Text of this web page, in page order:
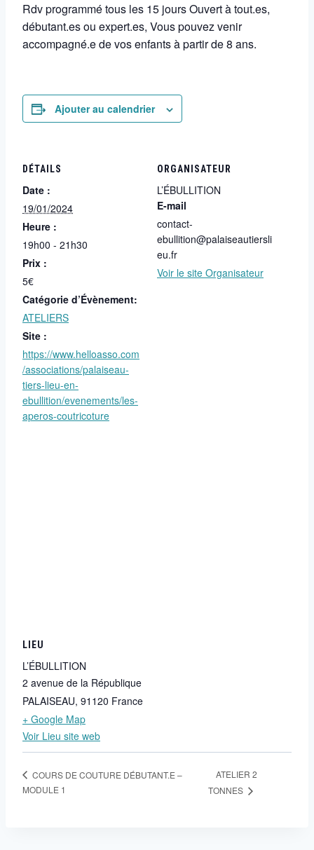
Rdv programmé tous les 15 jours Ouvert à tout.es,
débutant.es ou expert.es, Vous pouvez venir
accompagné.e de vos enfants à partir de 8 ans.
Ajouter au calendrier
DÉTAILS
Date :
19/01/2024
Heure :
19h00 - 21h30
Prix :
5€
Catégorie d’Évènement:
ATELIERS
Site :
https://www.helloasso.com
/associations/palaiseau-
tiers-lieu-en-
ebullition/evenements/les-
aperos-coutricoture
ORGANISATEUR
L’ÉBULLITION
E-mail
contact-
ebullition@palaiseautiersli
eu.fr
Voir le site Organisateur
LIEU
L’ÉBULLITION
2 avenue de la République
PALAISEAU, 91120 France
+ Google Map
Voir Lieu site web
COURS DE COUTURE DÉBUTANT.E –
MODULE 1
ATELIER 2
TONNES